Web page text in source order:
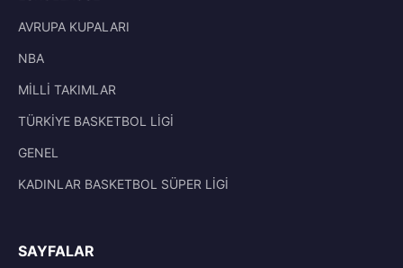
AVRUPA KUPALARI
NBA
MİLLİ TAKIMLAR
TÜRKİYE BASKETBOL LİGİ
GENEL
KADINLAR BASKETBOL SÜPER LİGİ
SAYFALAR